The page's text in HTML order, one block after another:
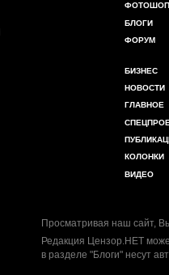
БЛОГИ
ФОРУМ
БИЗНЕС
НОВОСТИ
ГЛАВНОЕ
КОЛОНКИ
ВИДЕО
Просматривая наш сайт,
Редакция Цензор.НЕТ
в разделе "Блоги" несут